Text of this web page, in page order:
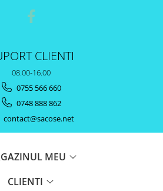
CLIENTI
08.00-16.00
0755 566 660
0748 888 862
contact@sacose.net
MEU
CLIENTI